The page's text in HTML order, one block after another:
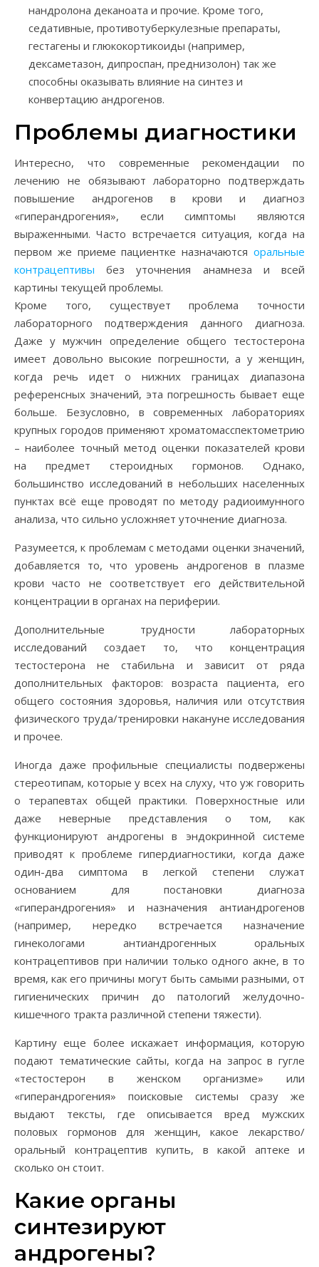
нандролона деканоата и прочие. Кроме того,
седативные, противотуберкулезные препараты,
гестагены и глюкокортикоиды (например,
дексаметазон, дипроспан, преднизолон) так же
способны оказывать влияние на синтез и
конвертацию андрогенов.
Проблемы диагностики
Интересно, что современные рекомендации по
лечению не обязывают лабораторно подтверждать
повышение андрогенов в крови и диагноз
«гиперандрогения», если симптомы являются
выраженными. Часто встречается ситуация, когда на
первом же приеме пациентке назначаются оральные
контрацептивы без уточнения анамнеза и всей
картины текущей проблемы.
Кроме того, существует проблема точности
лабораторного подтверждения данного диагноза.
Даже у мужчин определение общего тестостерона
имеет довольно высокие погрешности, а у женщин,
когда речь идет о нижних границах диапазона
референсных значений, эта погрешность бывает еще
больше. Безусловно, в современных лабораториях
крупных городов применяют хроматомасспектометрию
– наиболее точный метод оценки показателей крови
на предмет стероидных гормонов. Однако,
большинство исследований в небольших населенных
пунктах всё еще проводят по методу радиоимунного
анализа, что сильно усложняет уточнение диагноза.
Разумеется, к проблемам с методами оценки значений,
добавляется то, что уровень андрогенов в плазме
крови часто не соответствует его действительной
концентрации в органах на периферии.
Дополнительные трудности лабораторных
исследований создает то, что концентрация
тестостерона не стабильна и зависит от ряда
дополнительных факторов: возраста пациента, его
общего состояния здоровья, наличия или отсутствия
физического труда/тренировки накануне исследования
и прочее.
Иногда даже профильные специалисты подвержены
стереотипам, которые у всех на слуху, что уж говорить
о терапевтах общей практики. Поверхностные или
даже неверные представления о том, как
функционируют андрогены в эндокринной системе
приводят к проблеме гипердиагностики, когда даже
один-два симптома в легкой степени служат
основанием для постановки диагноза
«гиперандрогения» и назначения антиандрогенов
(например, нередко встречается назначение
гинекологами антиандрогенных оральных
контрацептивов при наличии только одного акне, в то
время, как его причины могут быть самыми разными, от
гигиенических причин до патологий желудочно-
кишечного тракта различной степени тяжести).
Картину еще более искажает информация, которую
подают тематические сайты, когда на запрос в гугле
«тестостерон в женском организме» или
«гиперандрогения» поисковые системы сразу же
выдают тексты, где описывается вред мужских
половых гормонов для женщин, какое лекарство/
оральный контрацептив купить, в какой аптеке и
сколько он стоит.
Какие органы
синтезируют
андрогены?